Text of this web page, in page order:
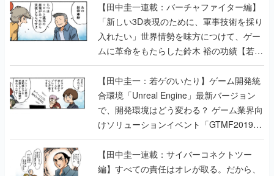
【田中圭一連載：バーチャファイター編】
「新しい3D表現のために、軍事技術を採り
入れたい」世界情勢を味方につけて、ゲー
ムに革命をもたらした鈴木 裕の功績【若ゲ
のいたり】
【田中圭一：若ゲのいたり】ゲーム開発統
合環境「Unreal Engine」最新バージョン
で、開発環境はどう変わる？ ゲーム業界向
けソリューションイベント「GTMF2019」
に行って、より理解を深めよう【PR】
【田中圭一連載：サイバーコネクトツー
編】すべての責任はオレが取る。だから、